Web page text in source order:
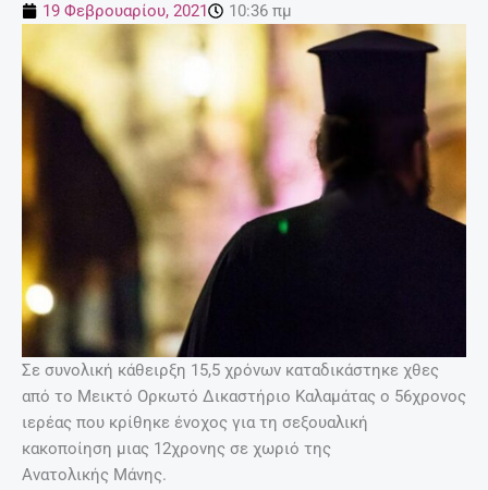
19 Φεβρουαρίου, 2021 10:36 πμ
Σε συνολική κάθειρξη 15,5 χρόνων καταδικάστηκε χθες
από το Μεικτό Ορκωτό Δικαστήριο Καλαμάτας ο 56χρονος
ιερέας που κρίθηκε ένοχος για τη σεξουαλική
κακοποίηση μιας 12χρονης σε χωριό της
Ανατολικής Μάνης.